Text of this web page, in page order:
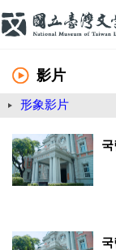
影片
形象影片